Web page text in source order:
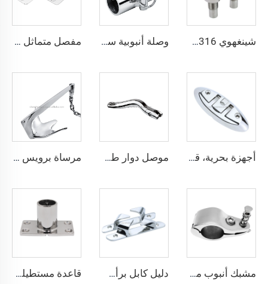
شينغهوي SS316، قفل من الفولاذ المقاوم للصدأ، أجهزة بحرية، قفل رفع بحري، قفل قابل للرفع، قفل قارب، تثبيت وإرساء وصلة أنبوبية سريعة الإطلاق مع دبوس، تجهيزات بحرية من الفولاذ المقاوم للصدأ مفصل متماثل 76×38 مم، من الفولاذ المقاوم للصدأ، إكسسوارات بحرية
أجهزة بحرية، قطع غيار قوارب من الفولاذ المقاوم للصدأ 316، مشابك سطح القارب من الفولاذ المقاوم للصدأ موصل دوار طويل لمرساة من الفولاذ المقاوم للصدأ AISI316 مرساة برويس من الفولاذ المقاوم للصدأ AISI316
مشبك أنبوب مفتوح مصبوب مع دبوس من الفولاذ المقاوم للصدأ لأغراض بحرية دليل كابل برأس مائل من الفولاذ المقاوم للصدأ AISI316 (يسار/يمين) قاعدة مستطيلة يدوية من الفولاذ المقاوم للصدأ 316 درجة 90